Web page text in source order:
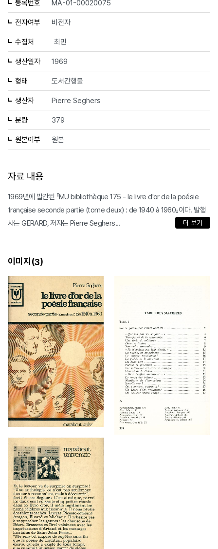
등록번호 MA-01-00020075
전자여부 비전자
수집처 최민
생산일자 1969
형태 도서간행물
생산자 Pierre Seghers
분량 379
원본여부 원본
자료 내용
1969년에 발간된 『MU bibliothèque 175 - le livre d'or de la poésie
française seconde partie (tome deux) : de 1940 à 1960』이다. 발행
사는 GERARD, 저자는 Pierre Seghers...
더 보기
이미지(3)